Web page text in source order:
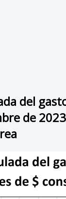
del
de